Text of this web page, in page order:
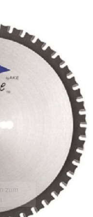
zum